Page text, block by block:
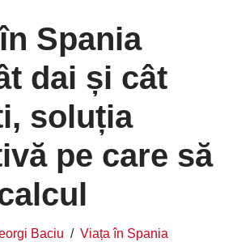
Spania
dai și cât
soluția
pe care să
Baciu Viața în Spania